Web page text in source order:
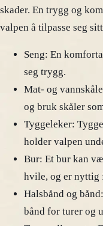
skader. En trygg og
valpen å tilpasse seg
Seng: En
seg trygg.
Mat- og
og bruk skåler
Tyggeleker:
holder valpen
Bur: Et bur kan
hvile, og er nyttig
Halsbånd og
bånd for turer og